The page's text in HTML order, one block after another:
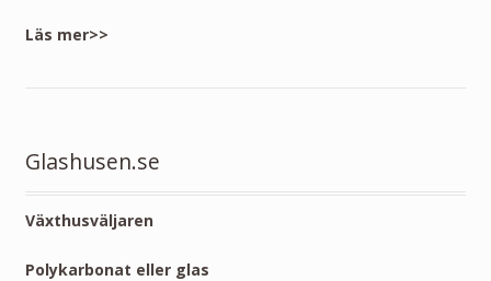
Läs mer>>
Glashusen.se
Växthusväljaren
Polykarbonat eller glas